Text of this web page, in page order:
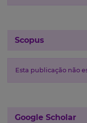
Scopus
Esta publicação não
Google Scholar